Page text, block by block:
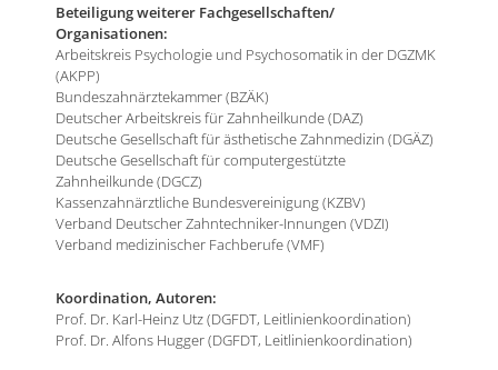
Beteiligung weiterer Fachgesellschaften/
Organisationen:
Arbeitskreis Psychologie und Psychosomatik in der DGZMK
(AKPP)
Bundeszahnärztekammer (BZÄK)
Deutscher Arbeitskreis für Zahnheilkunde (DAZ)
Deutsche Gesellschaft für ästhetische Zahnmedizin (DGÄZ)
Deutsche Gesellschaft für computergestützte
Zahnheilkunde (DGCZ)
Kassenzahnärztliche Bundesvereinigung (KZBV)
Verband Deutscher Zahntechniker-Innungen (VDZI)
Verband medizinischer Fachberufe (VMF)
Koordination, Autoren:
Prof. Dr. Karl-Heinz Utz (DGFDT, Leitlinienkoordination)
Prof. Dr. Alfons Hugger (DGFDT, Leitlinienkoordination)